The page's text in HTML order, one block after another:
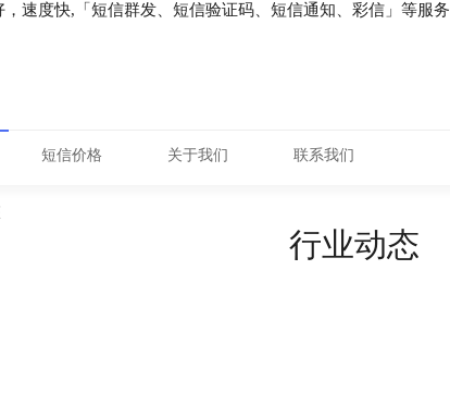
速度快,「短信群发、短信验证码、短信通知、彩信」等服务
短信价格 关于我们 联系我们
行业动态